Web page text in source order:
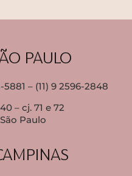
PAULO
5881 – (11) 9 2596-2848
– cj. 71 e 72
Paulo